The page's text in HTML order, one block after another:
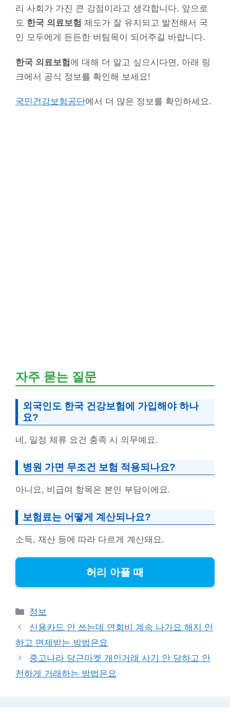
리 사회가 가진 큰 강점이라고 생각합니다. 앞으로
도 한국 의료보험 제도가 잘 유지되고 발전해서 국
민 모두에게 든든한 버팀목이 되어주길 바랍니다.
한국 의료보험에 대해 더 알고 싶으시다면, 아래 링
크에서 공식 정보를 확인해 보세요!
국민건강보험공단에서 더 많은 정보를 확인하세요.
자주 묻는 질문
외국인도 한국 건강보험에 가입해야 하나
요?
네, 일정 체류 요건 충족 시 의무예요.
병원 가면 무조건 보험 적용되나요?
아니요, 비급여 항목은 본인 부담이에요.
보험료는 어떻게 계산되나요?
소득, 재산 등에 따라 다르게 계산돼요.
허리 아플 때
Categories
정보
신용카드 안 쓰는데 연회비 계속 나가요 해지 안
하고 면제받는 방법은요
중고나라 당근마켓 개인거래 사기 안 당하고 안
전하게 거래하는 방법은요